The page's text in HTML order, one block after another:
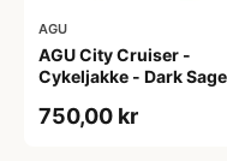
AGU
AGU City Cruiser -
Cykeljakke - Dark
750,00 kr